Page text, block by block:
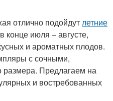
отлично подойдутлетние
конце июля – августе,
и ароматных плодов.
с сочными,
Предлагаем на
и востребованных